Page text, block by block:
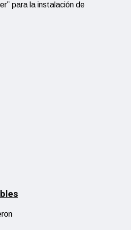
para la instalación de